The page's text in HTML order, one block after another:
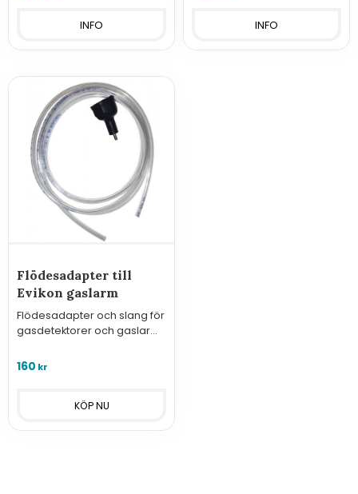
INFO INFO
Flödesadapter till
Evikon gaslarm
Flödesadapter och slang för
gasdetektorer och gaslarm
160 kr